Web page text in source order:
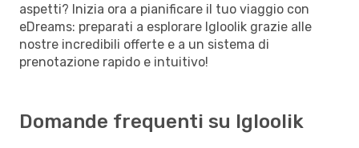
aspetti? Inizia ora a pianificare il tuo viaggio con
eDreams: preparati a esplorare Igloolik grazie alle
nostre incredibili offerte e a un sistema di
prenotazione rapido e intuitivo!
Domande frequenti su Igloolik